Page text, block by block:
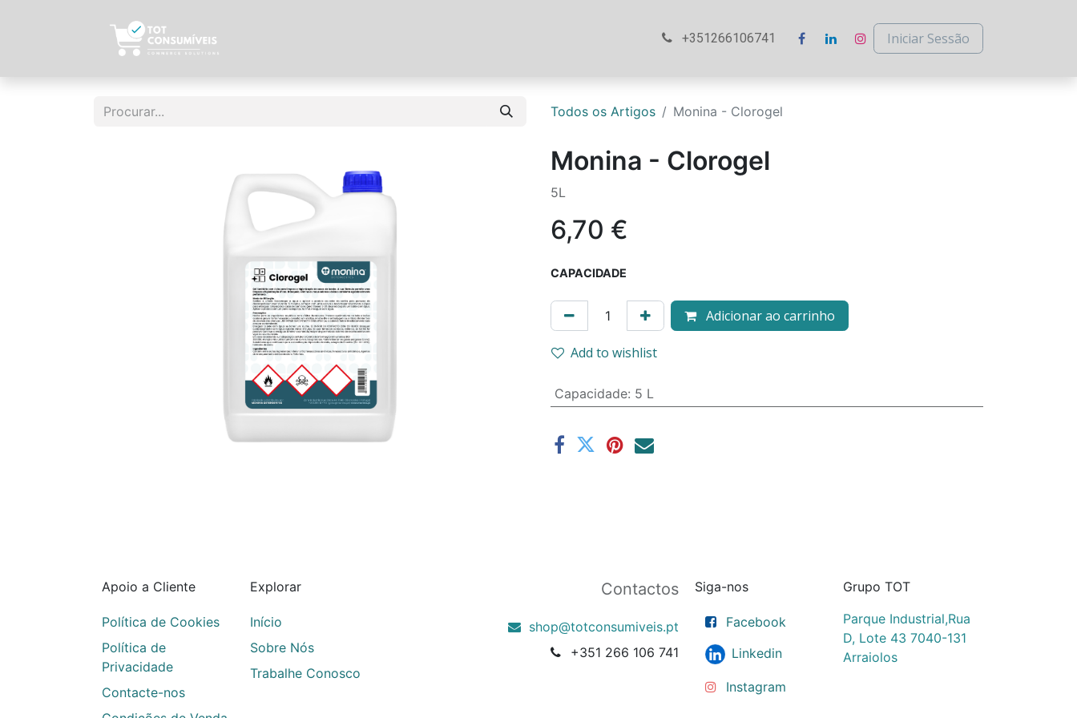
+351266106741 Iniciar Sessão
Todos os Artigos Monina - Clorogel
Monina - Clorogel
5L
6,70 €
CAPACIDADE
Adicionar ao carrinho
Add to wishlist
Capacidade: 5 L
Grupo TOT
Parque Industrial,Rua
D, Lote 43 7040-131
Arraiolos
Apoio a Cliente
Política de Cookies
Política de
Privacidade
Contacte-nos
Explorar
Início
Sobre Nós
Trabalhe Conosco
Contactos
shop@totconsumiveis.pt
+351 266 106 741
Siga-nos
Facebook
Linkedin
Instagram